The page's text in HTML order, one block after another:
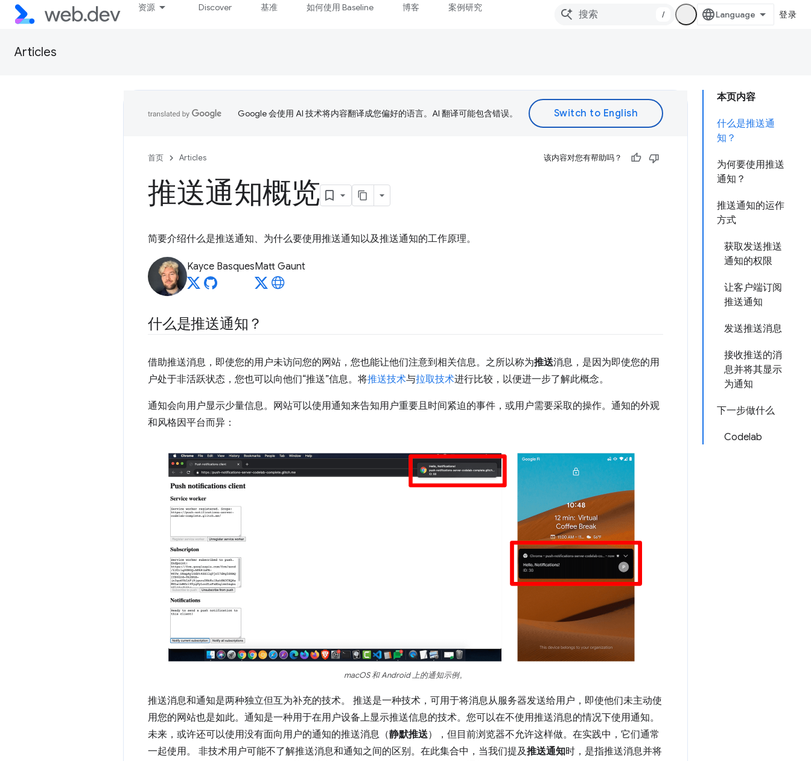
资源 Discover 基准 如何使用 Baseline 博客 案例研究
/ 登录
Articles
本页内容
什么是推送通
知？
为何要使用推送
通知？
推送通知的运作
方式
获取发送推送
通知的权限
让客户端订阅
推送通知
发送推送消息
接收推送的消
息并将其显示
为通知
下一步做什么
Codelab
Google 会使用 AI 技术将内容翻译成您偏好的语言。AI 翻译可能包含错误。
首页 Articles 该内容对您有帮助吗？
推送通知概览
简要介绍什么是推送通知、为什么要使用推送通知以及推送通知的工作原理。
Kayce BasquesMatt Gaunt
什么是推送通知？
借助推送消息，即使您的用户未访问您的网站，您也能让他们注意到相关信息。之所以称为推送消息，是因为即使您的用
户处于非活跃状态，您也可以向他们“推送”信息。将推送技术与拉取技术进行比较，以便进一步了解此概念。
通知会向用户显示少量信息。网站可以使用通知来告知用户重要且时间紧迫的事件，或用户需要采取的操作。通知的外观
和风格因平台而异：
macOS 和 Android 上的通知示例。
推送消息和通知是两种独立但互为补充的技术。 推送是一种技术，可用于将消息从服务器发送给用户，即使他们未主动使
用您的网站也是如此。通知是一种用于在用户设备上显示推送信息的技术。您可以在不使用推送消息的情况下使用通知。
未来，或许还可以使用没有面向用户的通知的推送消息（静默推送），但目前浏览器不允许这样做。在实践中，它们通常
一起使用。 非技术用户可能不了解推送消息和通知之间的区别。在此集合中，当我们提及推送通知时，是指推送消息并将